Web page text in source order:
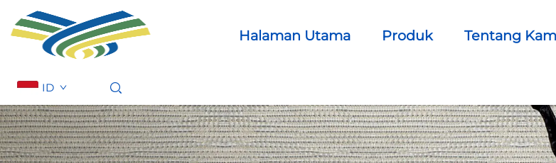
Halaman Utama Produk Tentang
ID